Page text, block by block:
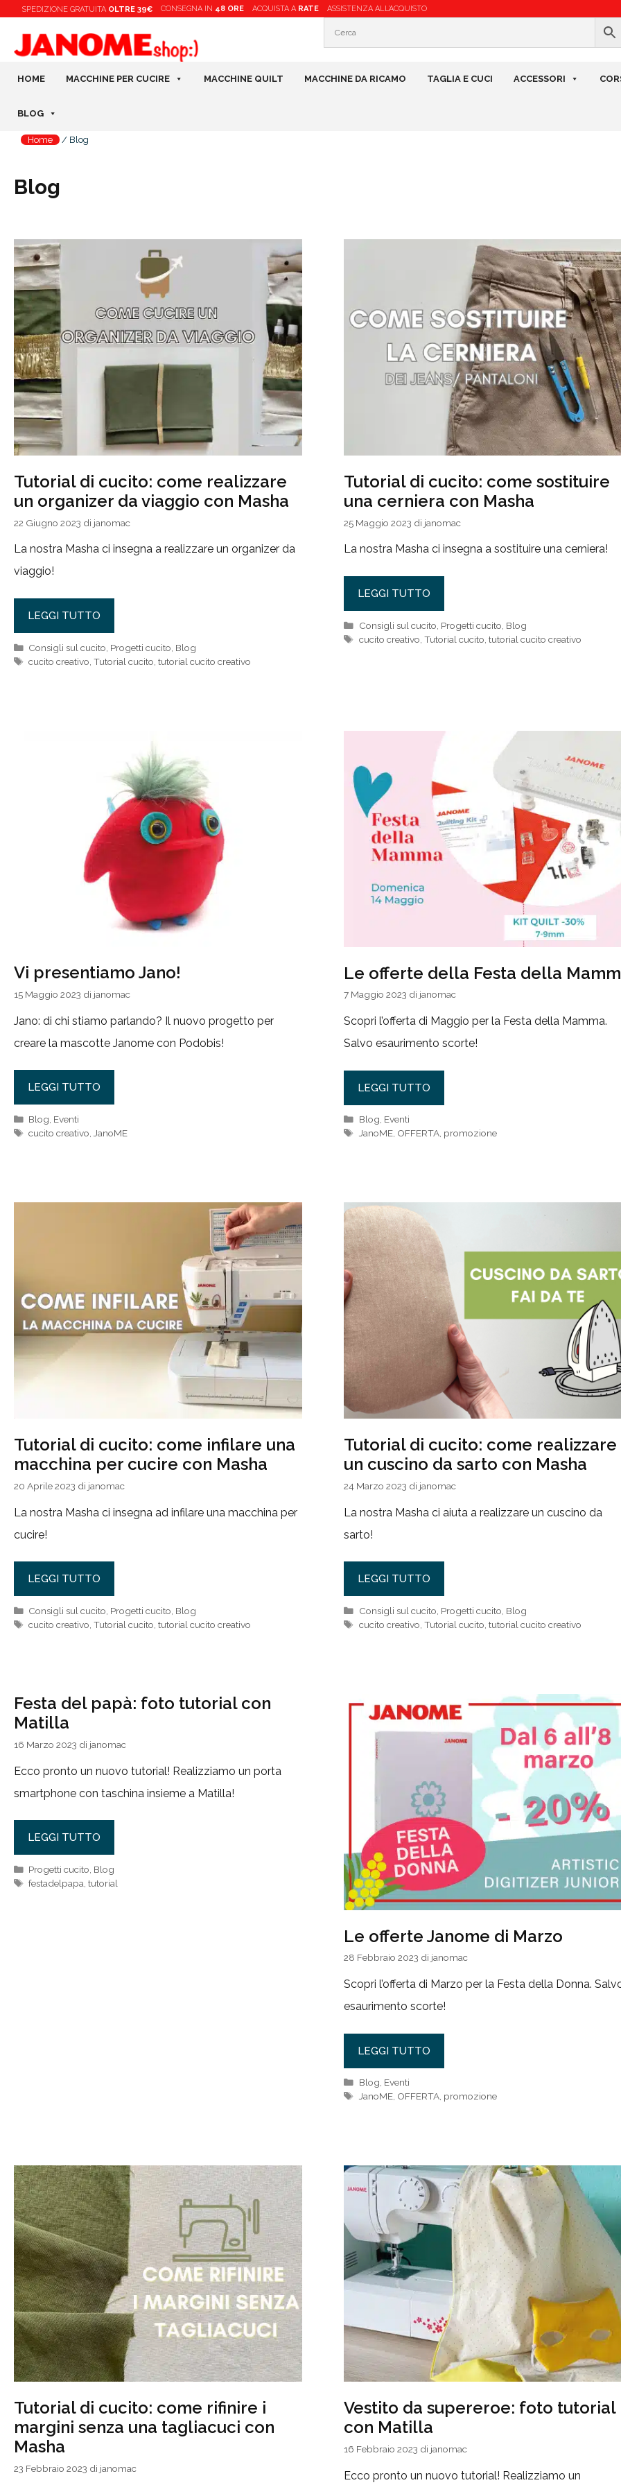
contenuto
SPEDIZIONE GRATUITA OLTRE 39€ CONSEGNA IN 48 ORE ACQUISTA A RATE ASSISTENZA ALL’ACQUISTO
HOME MACCHINE PER CUCIRE MACCHINE QUILT MACCHINE DA RICAMO TAGLIA E CUCI ACCESSORI
BLOG
Home / Blog
Blog
Tutorial di cucito: come realizzare
un organizer da viaggio con Masha
22 Giugno 2023 di janomac
La nostra Masha ci insegna a realizzare un organizer da
viaggio!
LEGGI TUTTO
Categorie
Consigli sul cucito Progetti cucito Blog
Tag
cucito creativo ,Tutorial cucito ,tutorial cucito creativo
Tutorial di cucito: come sostituire
una cerniera con Masha
25 Maggio 2023 di janomac
La nostra Masha ci insegna a sostituire una cerniera!
LEGGI TUTTO
Categorie
Consigli sul cucito Progetti cucito Blog
Tag
cucito creativo Tutorial cucito tutorial cucito creativo
Vi presentiamo Jano!
15 Maggio 2023 di janomac
Jano: di chi stiamo parlando? Il nuovo progetto per
creare la mascotte Janome con Podobis!
LEGGI TUTTO
Categorie
Blog, Eventi
Tag
cucito creativo,JanoME
Le offerte della Festa della
7 Maggio 2023 di janomac
Scopri l’offerta di Maggio per la Festa della Mamma.
Salvo esaurimento scorte!
LEGGI TUTTO
Categorie
Blog, Eventi
Tag
JanoME, OFFERTA, promozione
Tutorial di cucito: come infilare una
macchina per cucire con Masha
20 Aprile 2023 di janomac
La nostra Masha ci insegna ad infilare una macchina per
cucire!
LEGGI TUTTO
Categorie
Consigli sul cucito Progetti cucito Blog
Tag
cucito creativo ,Tutorial cucito ,tutorial cucito creativo
Tutorial di cucito: come realizzare
un cuscino da sarto con Masha
24 Marzo 2023 di janomac
La nostra Masha ci aiuta a realizzare un cuscino da
sarto!
LEGGI TUTTO
Categorie
Consigli sul cucito Progetti cucito Blog
Tag
cucito creativo Tutorial cucito tutorial cucito creativo
Festa del papà: foto tutorial con
Matilla
16 Marzo 2023 di janomac
Ecco pronto un nuovo tutorial! Realizziamo un porta
smartphone con taschina insieme a Matilla!
LEGGI TUTTO
Categorie
Progetti cucito Blog
Tag
festadelpapa ,tutorial
Le offerte Janome di Marzo
28 Febbraio 2023 di janomac
Scopri l’offerta di Marzo per la Festa della Donna.
esaurimento scorte!
LEGGI TUTTO
Categorie
Blog, Eventi
Tag
JanoME, OFFERTA, promozione
Tutorial di cucito: come rifinire i
margini senza una tagliacuci con
Masha
23 Febbraio 2023 di janomac
Vestito da supereroe: foto tutorial
con Matilla
16 Febbraio 2023 di janomac
Ecco pronto un nuovo tutorial! Realizziamo un